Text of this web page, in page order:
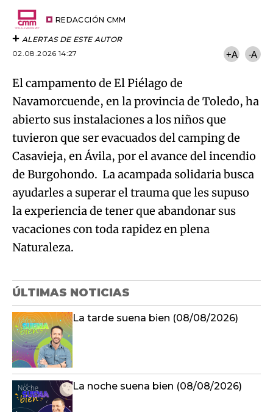
REDACCIÓN CMM
ALERTAS DE ESTE AUTOR
02.08.2026 14:27
+A -A
El campamento de El Piélago de
Navamorcuende, en la provincia de Toledo, ha
abierto sus instalaciones a los niños que
tuvieron que ser evacuados del camping de
Casavieja, en Ávila, por el avance del incendio
de Burgohondo. La acampada solidaria busca
ayudarles a superar el trauma que les supuso
la experiencia de tener que abandonar sus
vacaciones con toda rapidez en plena
Naturaleza.
ÚLTIMAS NOTICIAS
La tarde suena bien (08/08/2026)
La noche suena bien (08/08/2026)